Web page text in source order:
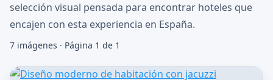
selección visual pensada para encontrar hoteles que
encajen con esta experiencia en España.
7 imágenes · Página 1 de 1